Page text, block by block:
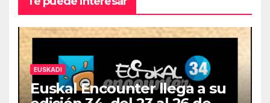
EUSKADI
Euskal Encounter llega a su